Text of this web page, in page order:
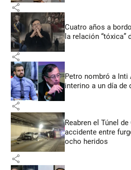
share
Cuatro años a
la relación “tóxica”
share
Petro nombró a
interino a un día de
share
Reabren el Túnel
accidente entre
ocho heridos
share